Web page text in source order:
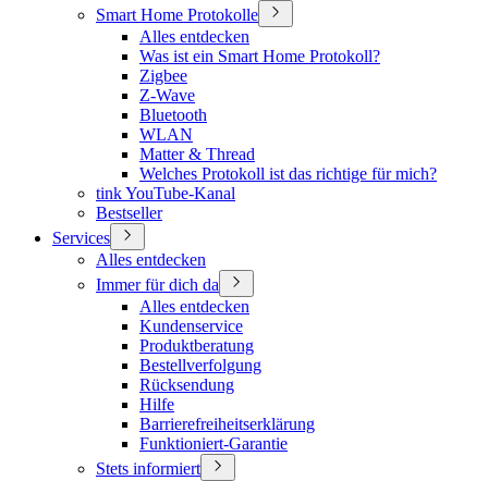
Smart Home Protokolle
Alles entdecken
Was ist ein Smart Home Protokoll?
Zigbee
Z-Wave
Bluetooth
WLAN
Matter & Thread
Welches Protokoll ist das richtige für mich?
tink YouTube-Kanal
Bestseller
Services
Alles entdecken
Immer für dich da
Alles entdecken
Kundenservice
Produktberatung
Bestellverfolgung
Rücksendung
Hilfe
Barrierefreiheitserklärung
Funktioniert-Garantie
Stets informiert